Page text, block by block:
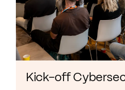
Kick-off